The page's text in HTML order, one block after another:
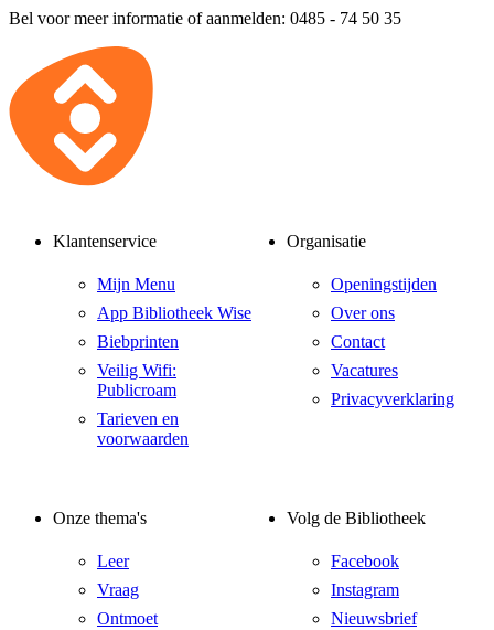
Bel voor meer informatie of aanmelden: 0485 - 74 50 35
Klantenservice
Mijn Menu
App Bibliotheek Wise
Biebprinten
Veilig Wifi:
Publicroam
Tarieven en
voorwaarden
Organisatie
Openingstijden
Over ons
Contact
Vacatures
Privacyverklaring
Onze thema's
Leer
Vraag
Ontmoet
Volg de Bibliotheek
Facebook
Instagram
Nieuwsbrief